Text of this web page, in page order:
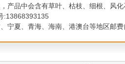
产品中会含有草叶、枯枝、细根、风
:13868393135
宁夏、青海、海南、港澳台等地区邮